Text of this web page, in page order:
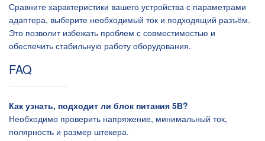
Сравните характеристики вашего устройства с параметрами
адаптера, выберите необходимый ток и подходящий разъём.
Это позволит избежать проблем с совместимостью и
обеспечить стабильную работу оборудования.
FAQ
Как узнать, подходит ли блок питания 5В?
Необходимо проверить напряжение, минимальный ток,
полярность и размер штекера.